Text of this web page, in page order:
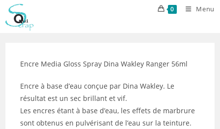
Skip
content
0 Menu
Encre Media Gloss Spray Dina Wakley Ranger 56ml
Encre à base d’eau conçue par Dina Wakley. Le
résultat est un sec brillant et vif.
Les encres étant à base d’eau, les effets de marbrure
sont obtenus en pulvérisant de l’eau sur la teinture.